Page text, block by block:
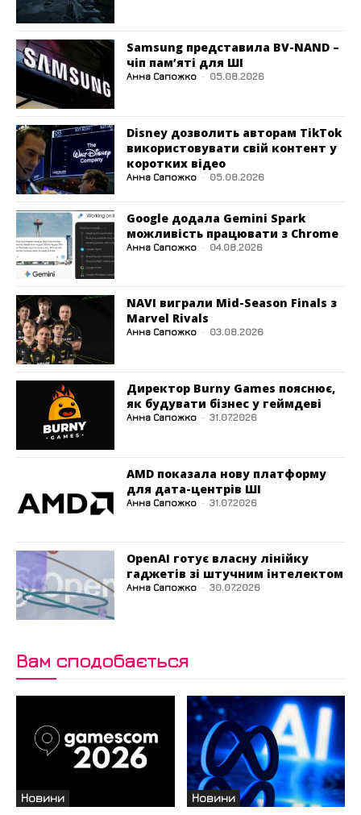
Samsung представила BV-NAND –
чіп пам’яті для ШІ
Анна Сапожко - 05.08.2026
Disney дозволить авторам TikTok
використовувати свій контент у
коротких відео
Анна Сапожко - 05.08.2026
Google додала Gemini Spark
можливість працювати з Chrome
Анна Сапожко - 04.08.2026
NAVI виграли Mid-Season Finals з
Marvel Rivals
Анна Сапожко - 03.08.2026
Директор Burny Games пояснює,
як будувати бізнес у геймдеві
Анна Сапожко - 31.07.2026
AMD показала нову платформу
для дата-центрів ШІ
Анна Сапожко - 31.07.2026
OpenAI готує власну лінійку
гаджетів зі штучним інтелектом
Анна Сапожко - 30.07.2026
Вам сподобається
Новини Новини